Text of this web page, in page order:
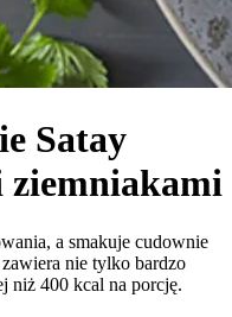
Satay
ziemniakami
a smakuje cudownie
nie tylko bardzo
niż 400 kcal na porcję.